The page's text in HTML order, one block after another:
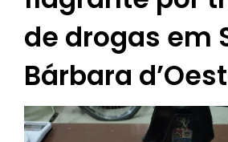
de drogas em
Bárbara